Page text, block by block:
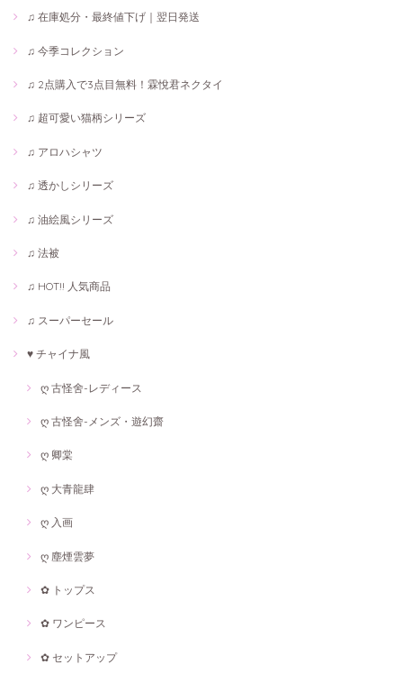
♫ 在庫処分・最終値下げ｜翌日発送
♫ 今季コレクション
♫ 2点購入で3点目無料！霖悅君ネクタイ
♫ 超可愛い猫柄シリーズ
♫ アロハシャツ
♫ 透かしシリーズ
♫ 油絵風シリーズ
♫ 法被
♫ HOT!! 人気商品
♫ スーパーセール
♥ チャイナ風
ღ 古怪舍-レディース
ღ 古怪舍-メンズ・遊幻齋
ღ 卿棠
ღ 大青龍肆
ღ 入画
ღ 塵煙雲夢
✿ トップス
✿ ワンピース
✿ セットアップ